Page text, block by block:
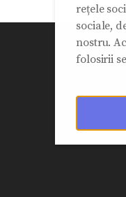
rețele
sociale,
nostru.
folosirii